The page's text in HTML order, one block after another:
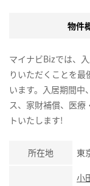
物件
マイナビBizでは、
りいただくことを
います。入居期間中
ス、家財補償、医
トいたします!
所在地 東
小